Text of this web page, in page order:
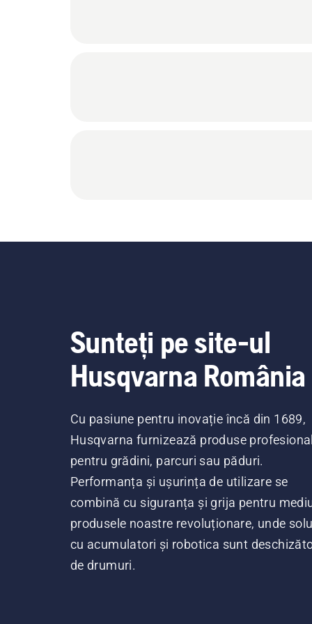
Sunteți pe site-ul
Husqvarna România
Cu pasiune pentru inovație încă din 1689,
Husqvarna furnizează produse
pentru grădini, parcuri sau păduri.
Performanța și ușurința de utilizare se
combină cu siguranța și grija pentru
produsele noastre revoluționare, unde
cu acumulatori și robotica sunt
de drumuri.